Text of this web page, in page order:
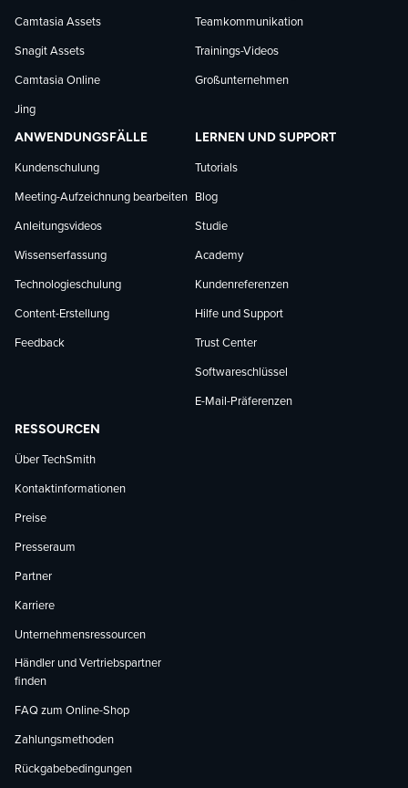
Camtasia Assets
Snagit Assets
Camtasia Online
Jing
Teamkommunikation
Trainings-Videos
Großunternehmen
ANWENDUNGSFÄLLE
Kundenschulung
Meeting-Aufzeichnung bearbeiten
Anleitungsvideos
Wissenserfassung
Technologieschulung
Content-Erstellung
Feedback
LERNEN UND SUPPORT
Tutorials
Blog
Studie
Academy
Kundenreferenzen
Hilfe und Support
Trust Center
Softwareschlüssel
E-Mail-Präferenzen
RESSOURCEN
Über TechSmith
Kontaktinformationen
Preise
Presseraum
Partner
Karriere
Unternehmensressourcen
Händler und Vertriebspartner
finden
FAQ zum Online-Shop
Zahlungsmethoden
Rückgabebedingungen